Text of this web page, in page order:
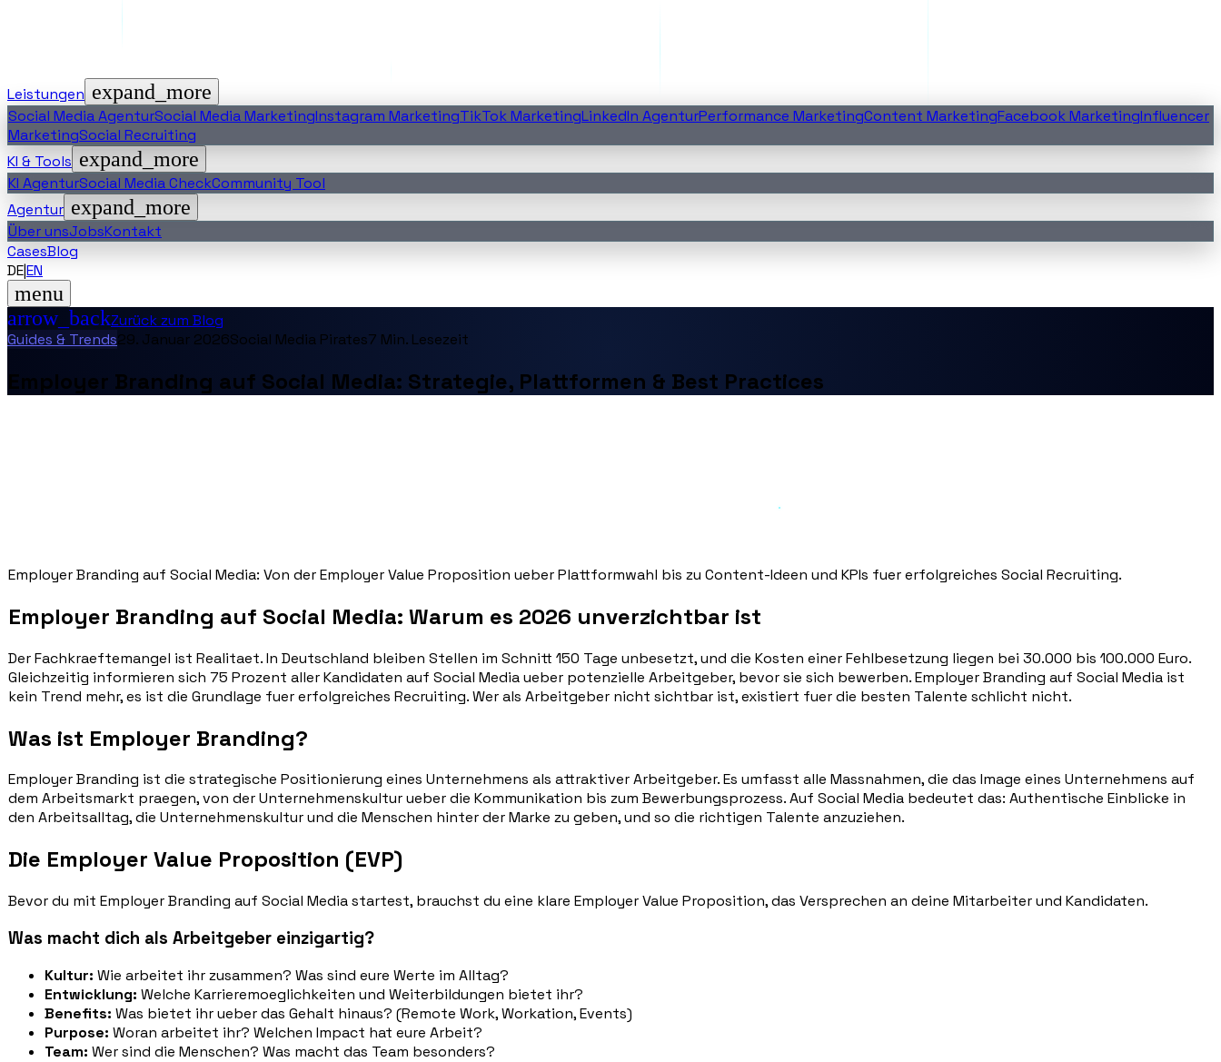
Leistungen expand_more
Social Media AgenturSocial Media MarketingInstagram MarketingTikTok MarketingLinkedIn AgenturPerformance MarketingContent MarketingFacebook MarketingInfluencer
MarketingSocial Recruiting
KI & Tools expand_more
KI AgenturSocial Media CheckCommunity Tool
Agentur expand_more
Über unsJobsKontakt
CasesBlog
DE|EN
menu
arrow_backZurück zum Blog
Guides & Trends29. Januar 2026Social Media Pirates7 Min. Lesezeit
Employer Branding auf Social Media: Strategie, Plattformen & Best Practices
Employer Branding auf Social Media: Von der Employer Value Proposition ueber Plattformwahl bis zu Content-Ideen und KPIs fuer erfolgreiches Social Recruiting.
Employer Branding auf Social Media: Warum es 2026 unverzichtbar ist
Der Fachkraeftemangel ist Realitaet. In Deutschland bleiben Stellen im Schnitt 150 Tage unbesetzt, und die Kosten einer Fehlbesetzung liegen bei 30.000 bis 100.000 Euro.
Gleichzeitig informieren sich 75 Prozent aller Kandidaten auf Social Media ueber potenzielle Arbeitgeber, bevor sie sich bewerben. Employer Branding auf Social Media ist
kein Trend mehr, es ist die Grundlage fuer erfolgreiches Recruiting. Wer als Arbeitgeber nicht sichtbar ist, existiert fuer die besten Talente schlicht nicht.
Was ist Employer Branding?
Employer Branding ist die strategische Positionierung eines Unternehmens als attraktiver Arbeitgeber. Es umfasst alle Massnahmen, die das Image eines Unternehmens auf
dem Arbeitsmarkt praegen, von der Unternehmenskultur ueber die Kommunikation bis zum Bewerbungsprozess. Auf Social Media bedeutet das: Authentische Einblicke in
den Arbeitsalltag, die Unternehmenskultur und die Menschen hinter der Marke zu geben, und so die richtigen Talente anzuziehen.
Die Employer Value Proposition (EVP)
Bevor du mit Employer Branding auf Social Media startest, brauchst du eine klare Employer Value Proposition, das Versprechen an deine Mitarbeiter und Kandidaten.
Was macht dich als Arbeitgeber einzigartig?
Kultur: Wie arbeitet ihr zusammen? Was sind eure Werte im Alltag?
Entwicklung: Welche Karrieremoeglichkeiten und Weiterbildungen bietet ihr?
Benefits: Was bietet ihr ueber das Gehalt hinaus? (Remote Work, Workation, Events)
Purpose: Woran arbeitet ihr? Welchen Impact hat eure Arbeit?
Team: Wer sind die Menschen? Was macht das Team besonders?